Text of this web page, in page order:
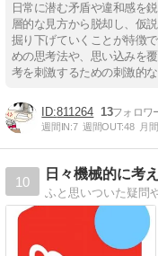
日常に潜む矛盾や違和感を
層的な見方から脱却し、仮
掘り下げていくことが特徴
めの思考法や、思い込みを
考を刺激するための刺激的
811264 13
週間IN:7 週間OUT:48 月
10
日々機械的に考